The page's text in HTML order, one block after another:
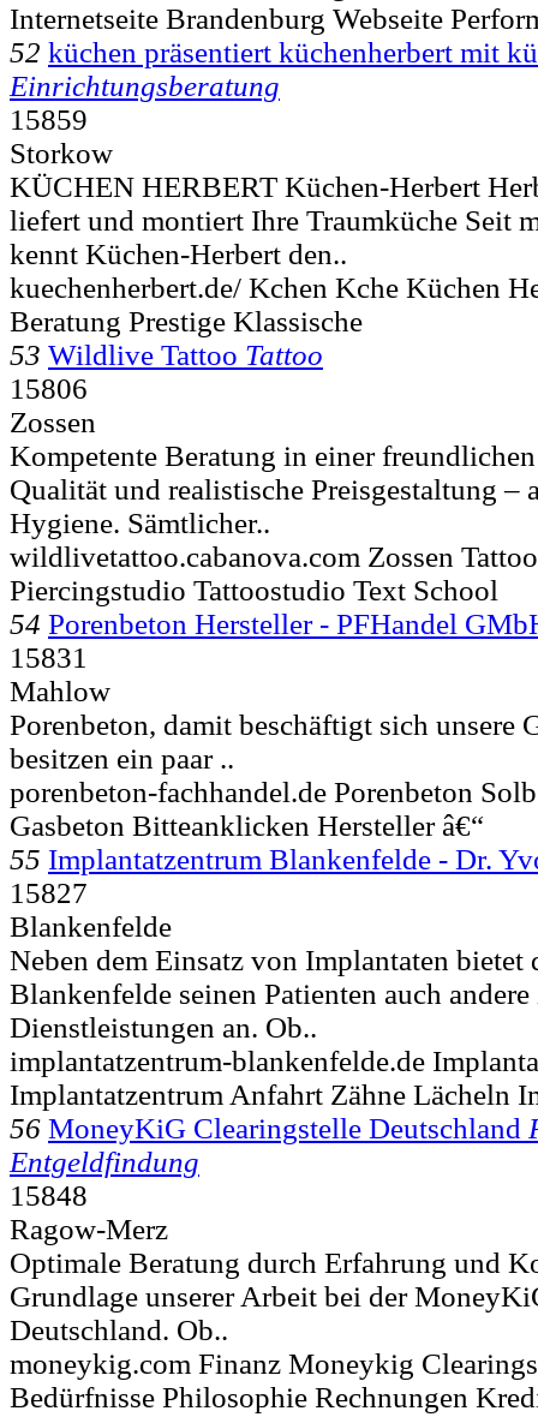
Internetseite Brandenburg Webseite
52 küchen präsentiert küchenherbert mit
Einrichtungsberatung
15859
Storkow
KÜCHEN HERBERT Küchen-Herbert
liefert und montiert Ihre Traumküche Seit
kennt Küchen-Herbert den..
kuechenherbert.de/ Kchen Kche Küchen
Beratung Prestige Klassische
53 Wildlive Tattoo Tattoo
15806
Zossen
Kompetente Beratung in einer
Qualität und realistische Preisgestaltung –
Hygiene. Sämtlicher..
wildlivetattoo.cabanova.com Zossen
Piercingstudio Tattoostudio Text School
54 Porenbeton Hersteller - PFHandel
15831
Mahlow
Porenbeton, damit beschäftigt sich unsere
besitzen ein paar ..
porenbeton-fachhandel.de Porenbeton
Gasbeton Bitteanklicken Hersteller â€“
55 Implantatzentrum Blankenfelde - Dr.
15827
Blankenfelde
Neben dem Einsatz von Implantaten bietet
Blankenfelde seinen Patienten auch
Dienstleistungen an. Ob..
implantatzentrum-blankenfelde.de
Implantatzentrum Anfahrt Zähne Lächeln
56 MoneyKiG Clearingstelle Deutschland
Entgeldfindung
15848
Ragow-Merz
Optimale Beratung durch Erfahrung und
Grundlage unserer Arbeit bei der
Deutschland. Ob..
moneykig.com Finanz Moneykig
Bedürfnisse Philosophie Rechnungen